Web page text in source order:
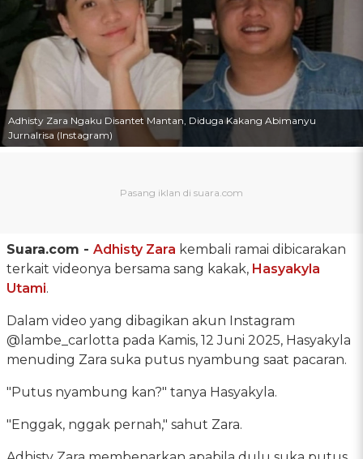
Adhisty Zara Ngaku Disantet Mantan, Diduga Kakang Abimanyu
Jurnalrisa (Instagram)
Suara.com - Adhisty Zara kembali ramai dibicarakan
terkait videonya bersama sang kakak, Hasyakyla
Utami.
Dalam video yang dibagikan akun Instagram
@lambe_carlotta pada Kamis, 12 Juni 2025, Hasyakyla
menuding Zara suka putus nyambung saat pacaran.
"Putus nyambung kan?" tanya Hasyakyla.
"Enggak, nggak pernah," sahut Zara.